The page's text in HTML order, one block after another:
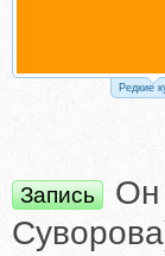
Редкие
Запись
Он